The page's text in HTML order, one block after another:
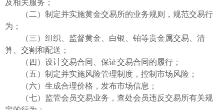
（二）制定并实施黄金交易所的业务规则，规范交易行
为；
（三）组织、监督黄金、白银、铂等贵金属交易、清
算、交割和配送；
（四）设计交易合同、保证交易合同的履行；
（五）制定并实施风险管理制度，控制市场风险；
（六）生成合理价格，发布市场信息；
（七）监管会员交易业务，查处会员违反交易所有关规